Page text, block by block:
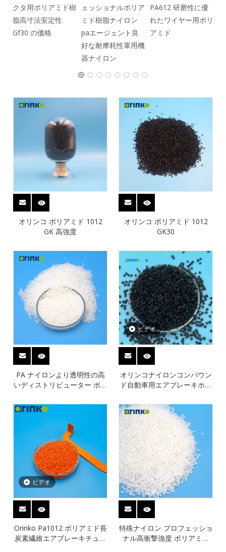
クタ用ポリアミド樹
脂高寸法安定性
Gf30 の価格
ェッショナルポリア
ミド樹脂ナイロン
paエージェント良
好な耐摩耗性軍用機
器ナイロン
PA612 研磨性に優
れたワイヤー用ポリ
アミド
オリンコ ポリアミド 1012
GK 高強度
オリンコ ポリアミド 1012
GK30
PA ナイロンより透明性の高
いディストリビューター ポリ
ビデオ
オリンコナイロンコンパウン
ド自動車用エアブレーキホー
ビデオ
Orinko Pa1012 ポリアミド長
炭素繊維エアブレーキチュー
特殊ナイロン プロフェッショ
ナル高衝撃強度 ポリアミド